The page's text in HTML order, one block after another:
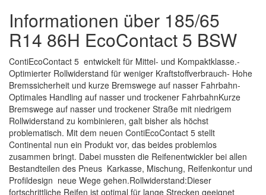
Informationen über 185/65
R14 86H EcoContact 5 BSW
ContiEcoContact 5  entwickelt für Mittel- und Kompaktklasse.-
Optimierter Rollwiderstand für weniger Kraftstoffverbrauch- Hohe
Bremssicherheit und kurze Bremswege auf nasser Fahrbahn-
Optimales Handling auf nasser und trockener FahrbahnKurze
Bremswege auf nasser und trockener Straße mit niedrigem
Rollwiderstand zu kombinieren, galt bisher als höchst
problematisch. Mit dem neuen ContiEcoContact 5 stellt
Continental nun ein Produkt vor, das beides problemlos
zusammen bringt. Dabei mussten die Reifenentwickler bei allen
Bestandteilen des Pneus  Karkasse, Mischung, Reifenkontur und
Profildesign  neue Wege gehen.Rollwiderstand:Dieser
fortschrittliche Reifen ist optimal für lange Strecken geeignet